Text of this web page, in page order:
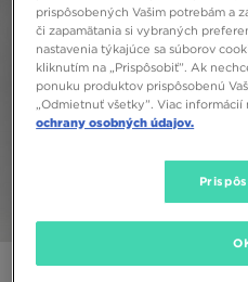
ADIDAS MIKINA S
prispôsobených Vašim potrebám a
či zapamätania si vybraných
nastavenia týkajúce sa súborov
kliknutím na „Prispôsobiť”. Ak
ponuku produktov prispôsobenú
„Odmietnuť všetky”. Viac informácií
ochrany osobných údajov.